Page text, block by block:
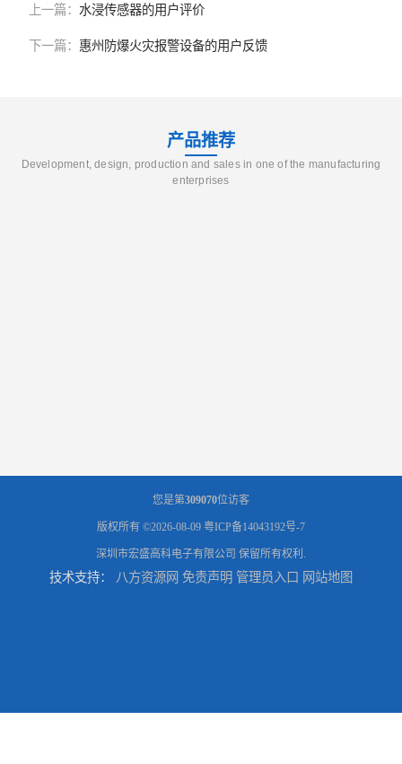
上一篇： 水浸传感器的用户评价
下一篇： 惠州防爆火灾报警设备的用户反馈
产品推荐
Development, design, production and sales in one of the manufacturing
enterprises
您是第309070位访客
版权所有 ©2026-08-09 粤ICP备14043192号-7
深圳市宏盛高科电子有限公司 保留所有权利.
技术支持： 八方资源网 免责声明 管理员入口 网站地图